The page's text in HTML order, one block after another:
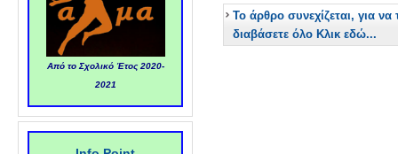
Από το Σχολικό Έτος 2020-
2021
Το άρθρο συνεχίζεται, για να
διαβάσετε όλο Κλικ εδώ...